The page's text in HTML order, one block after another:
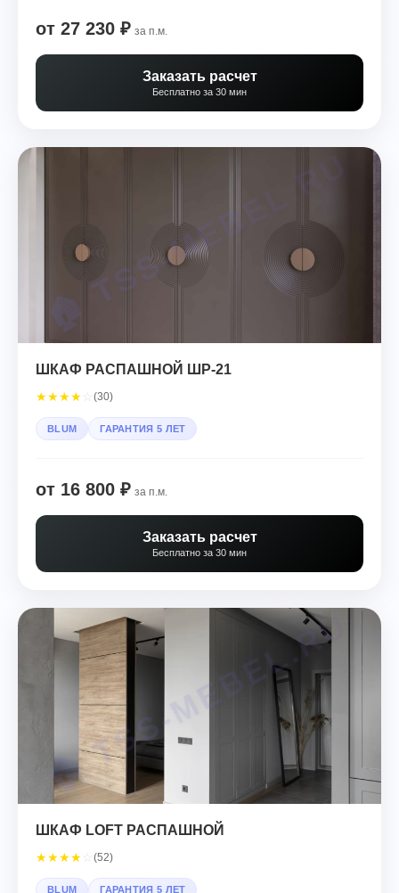
от 27 230 ₽ за п.м.
Заказать расчет
Бесплатно за 30 мин
ШКАФ РАСПАШНОЙ ШР-21
★★★★ (30)
BLUM ГАРАНТИЯ 5 ЛЕТ
от 16 800 ₽ за п.м.
Заказать расчет
Бесплатно за 30 мин
ШКАФ LOFT РАСПАШНОЙ
★★★★ (52)
BLUM ГАРАНТИЯ 5 ЛЕТ